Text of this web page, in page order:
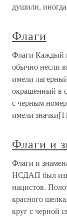
душили,
Флаги
Флаги Каждый
обычно несли
имели
окрашенный в
с черным
имели
Флаги и
Флаги и
НСДАП был
нацистов.
красного
круг с черной